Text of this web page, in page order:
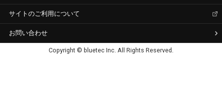
サイトのご利用について
お問い合わせ
Copyright © bluetec Inc. All Rights Reserved.